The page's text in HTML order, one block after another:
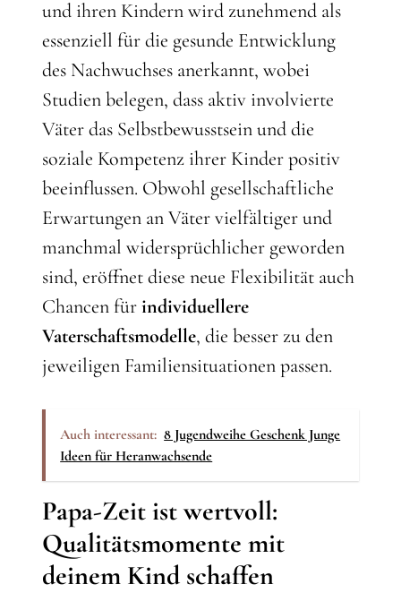
und ihren Kindern wird zunehmend als
essenziell für die gesunde Entwicklung
des Nachwuchses anerkannt, wobei
Studien belegen, dass aktiv involvierte
Väter das Selbstbewusstsein und die
soziale Kompetenz ihrer Kinder positiv
beeinflussen. Obwohl gesellschaftliche
Erwartungen an Väter vielfältiger und
manchmal widersprüchlicher geworden
sind, eröffnet diese neue Flexibilität auch
Chancen fürindividuellere
Vaterschaftsmodelle, die besser zu den
jeweiligen Familiensituationen passen.
Auch interessant: 8 Jugendweihe Geschenk Junge
Ideen für Heranwachsende
Papa-Zeit ist wertvoll:
Qualitätsmomente mit
deinem Kind schaffen